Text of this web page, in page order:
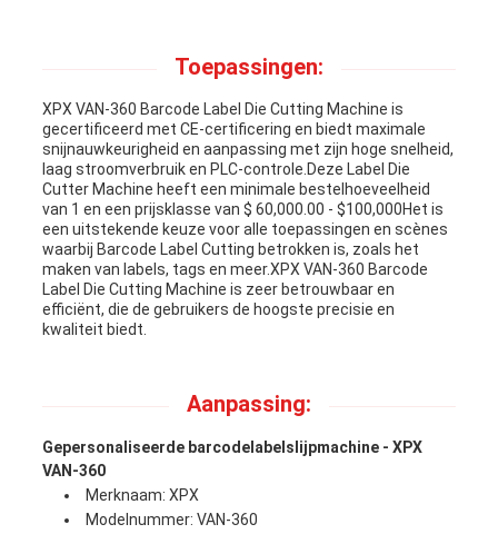
Toepassingen:
XPX VAN-360 Barcode Label Die Cutting Machine is
gecertificeerd met CE-certificering en biedt maximale
snijnauwkeurigheid en aanpassing met zijn hoge snelheid,
laag stroomverbruik en PLC-controle.Deze Label Die
Cutter Machine heeft een minimale bestelhoeveelheid
van 1 en een prijsklasse van $ 60,000.00 - $100,000Het is
een uitstekende keuze voor alle toepassingen en scènes
waarbij Barcode Label Cutting betrokken is, zoals het
maken van labels, tags en meer.XPX VAN-360 Barcode
Label Die Cutting Machine is zeer betrouwbaar en
efficiënt, die de gebruikers de hoogste precisie en
kwaliteit biedt.
Aanpassing:
Gepersonaliseerde barcodelabelslijpmachine - XPX
VAN-360
Merknaam: XPX
Modelnummer: VAN-360